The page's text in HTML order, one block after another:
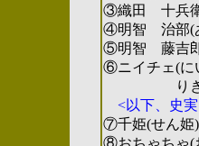
③織田 十兵
④明智 治部(
⑤明智 藤吉郎
⑥ニイチェ(に
りき」の
<以下、史
⑦千姫(せん姫)
⑧おちゃちゃ(